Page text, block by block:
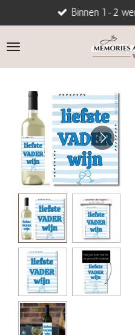
direct
naar
Binnen 1-2